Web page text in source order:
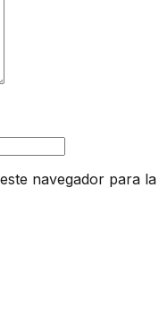
navegador para la